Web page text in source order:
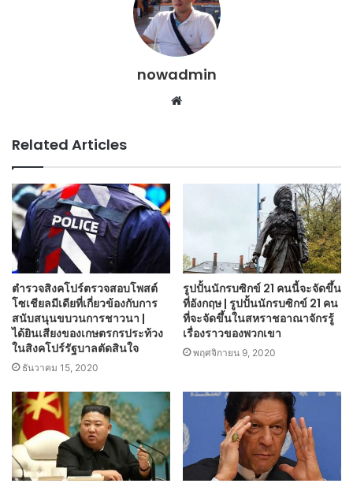
nowadmin
Website
Related Articles
ตำรวจสิงคโปร์ตรวจสอบโพสต์
โซเชียลมีเดียที่เกี่ยวข้องกับการ
สนับสนุนขบวนการชาวนา |
ได้ยินเสียงของเกษตรกรประท้วง
ในสิงคโปร์รัฐบาลตัดสินใจ
ธันวาคม 15, 2020
รูปปั้นนักรบซิกข์ 21 คนนี้จะจัดขึ้น
ที่อังกฤษ | รูปปั้นนักรบซิกข์ 21 คน
ที่จะจัดขึ้นในสหราชอาณาจักรรู้
เรื่องราวของพวกเขา
พฤศจิกายน 9, 2020